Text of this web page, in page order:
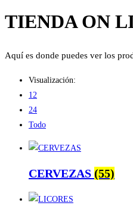
esta
TIENDA ON
Aquí es donde puedes ver los
Visualización:
12
24
Todo
CERVEZAS (55)